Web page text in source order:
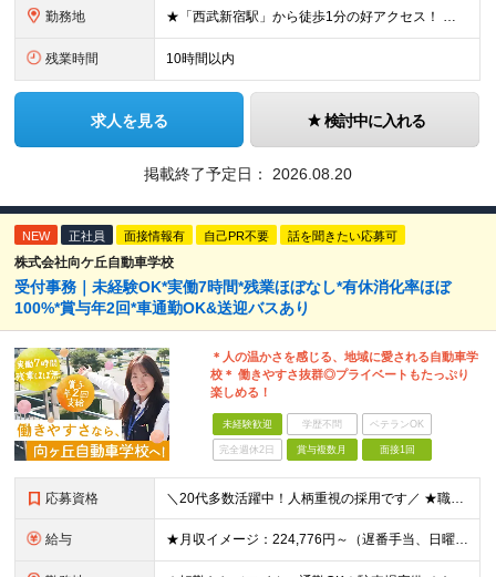
勤務地 ★「西武新宿駅」から徒歩1分の好アクセス！ 東京都新宿区百人町1-5-6 ※(変更の範囲)上記を除く当社関連勤務地
残業時間 10時間以内
求人を見る 検討中に入れる
掲載終了予定日： 2026.08.20
NEW 正社員 面接情報有 自己PR不要 話を聞きたい応募可
株式会社向ケ丘自動車学校
受付事務｜未経験OK*実働7時間*残業ほぼなし*有休消化率ほぼ
100%*賞与年2回*車通勤OK&送迎バスあり
＊人の温かさを感じる、地域に愛される自動車学
校＊ 働きやすさ抜群◎プライベートもたっぷり
楽しめる！
未経験歓迎 学歴不問 ベテランOK
完全週休2日 賞与複数月 面接1回
応募資格 ＼20代多数活躍中！人柄重視の採用です／ ★職種・業種未経験OK！ ★第二新卒歓迎 ★高卒以上 ━━━━━━━━━━━━━━━━━ 事務経験は不問！人柄重視の採用です♪ ━━━━━━━━━━━━━━
給与 ★月収イメージ：224,776円～（遅番手当、日曜手当など含む）＋賞与年2回 月給20万720円～＋残業代全額支給＋各種手当＋賞与年2回 ┗遅番シフト、日曜の出勤でプラスで手当支給！ ┗他にも、家族